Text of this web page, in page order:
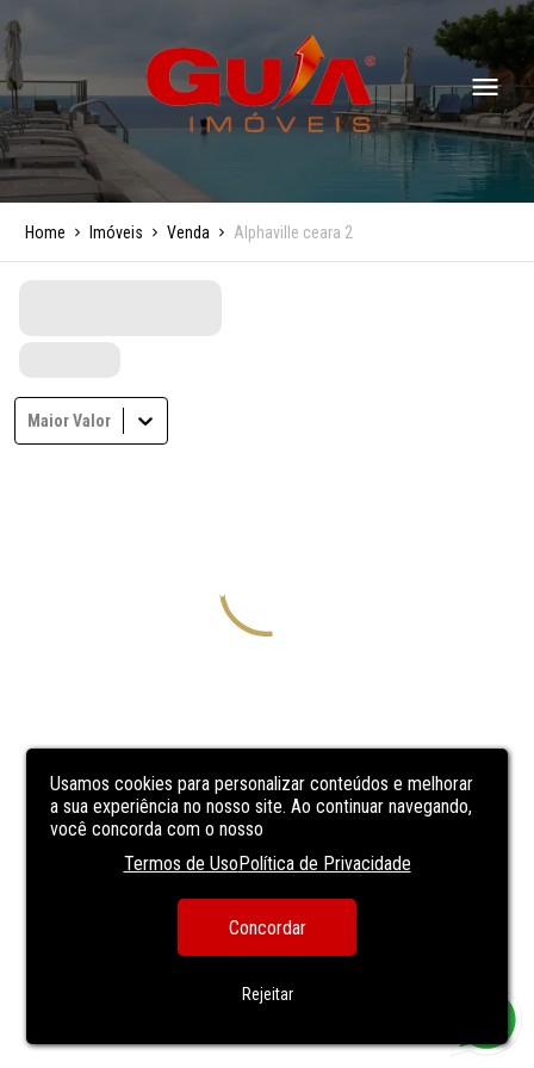
Usamos cookies para personalizar conteúdos e melhorar
a sua experiência no nosso site. Ao continuar navegando,
você concorda com o nosso
Termos de UsoPolítica de Privacidade
Concordar
Rejeitar
Home Imóveis Venda Alphaville ceara 2
Maior Valor